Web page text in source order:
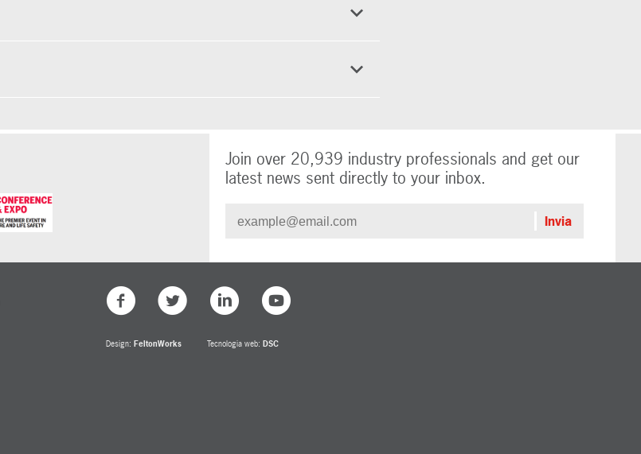
Join over 20,939 industry professionals and get our
latest news sent directly to your inbox.
Design: FeltonWorks Tecnologia web: DSC